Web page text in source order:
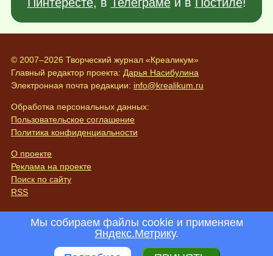
© 2007–2026 Творческий журнал «Креаликум»
Главный редактор проекта: Дарья Насибулина
Электронная почта редакции: info@krealikum.ru
Обработка персональных данных:
Пользовательское соглашение
Политика конфиденциальности
О проекте
Реклама на проекте
Поиск по сайту
RSS
Мы собираем файлы cookie и применяем
Яндекс.Метрику.